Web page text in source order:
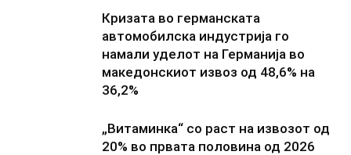
Кризата во германската
автомобилска индустрија го
намали уделот на Германија во
македонскиот извоз од 48,6% на
36,2%
„Витаминка“ со раст на извозот од
20% во првата половина од 2026